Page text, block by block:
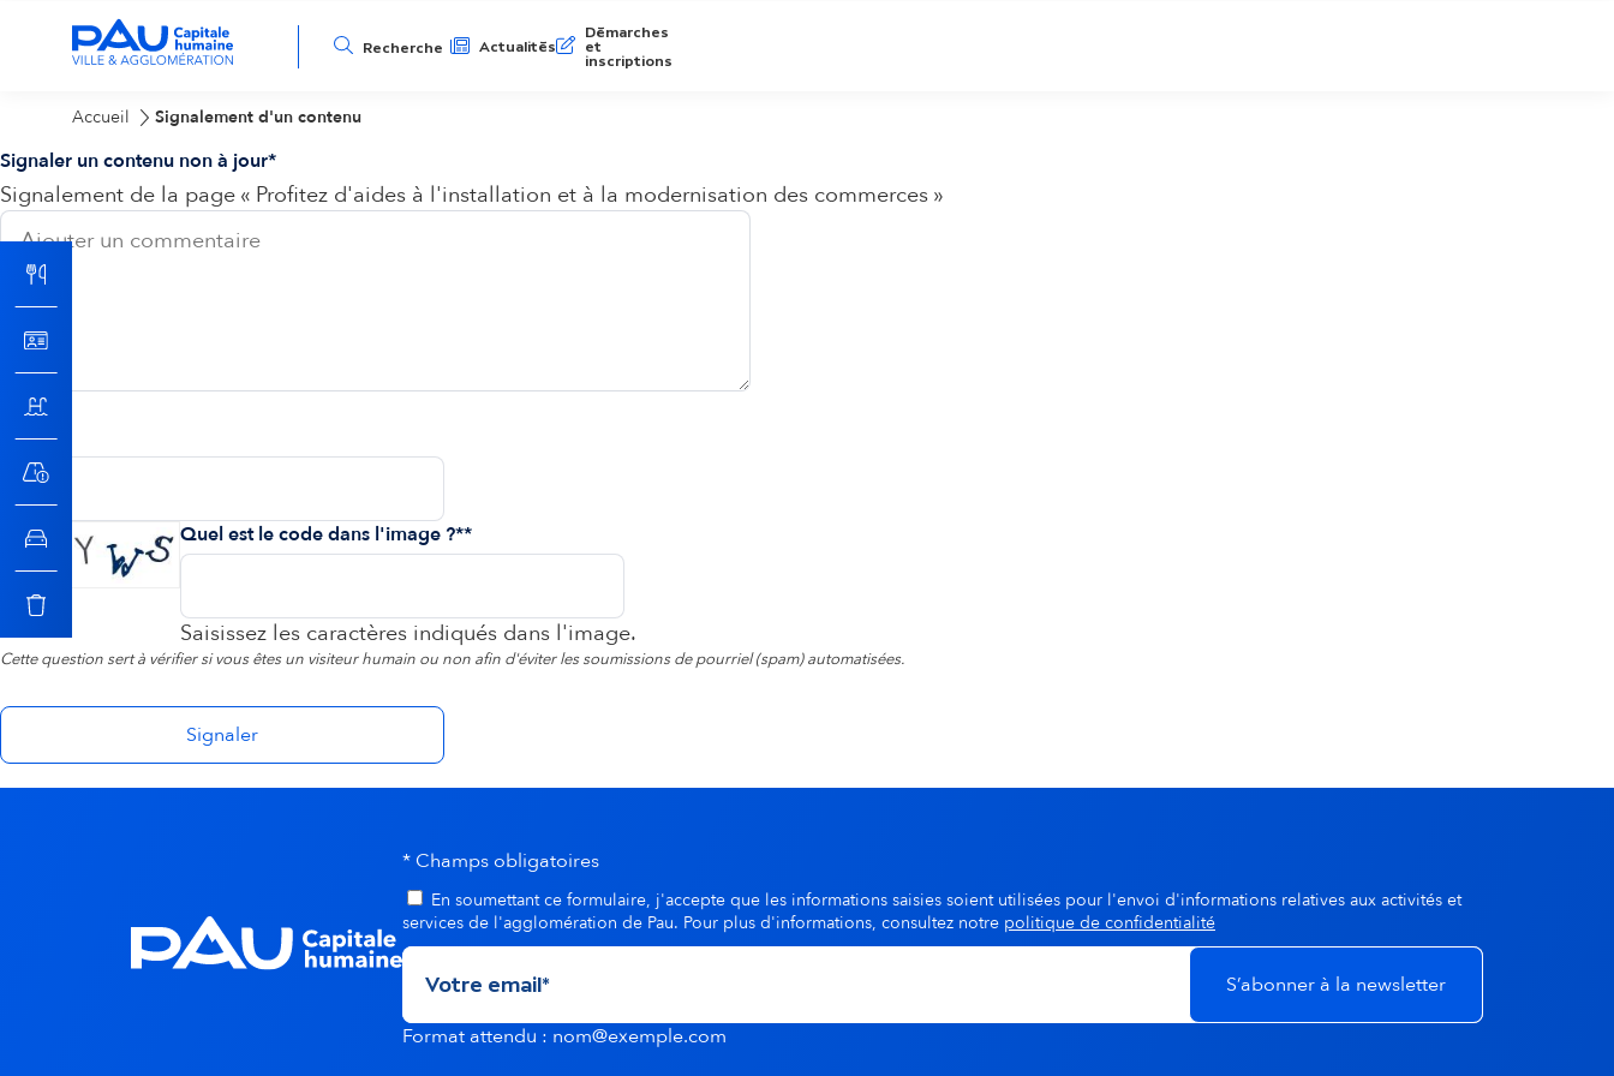
N
a
v
a
t
i
n
s
e
n
Recherche Actualités
Démarches
et
inscriptions
Accueil Signalement d'un contenu
Signaler un contenu non à jour
Signalement de la page « Profitez d'aides à l'installation et à la modernisation des commerces »
Email
Quel est le code dans l'image ?*
Saisissez les caractères indiqués dans l'image.
Cette question sert à vérifier si vous êtes un visiteur humain ou non afin d'éviter les soumissions de pourriel (spam) automatisées.
* Champs obligatoires
En soumettant ce formulaire, j'accepte que les informations saisies soient utilisées pour l'envoi d'informations relatives aux activités et
services de l'agglomération de Pau. Pour plus d'informations, consultez notre politique de confidentialité
Format attendu : nom@exemple.com